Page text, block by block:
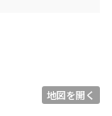
地図を開く